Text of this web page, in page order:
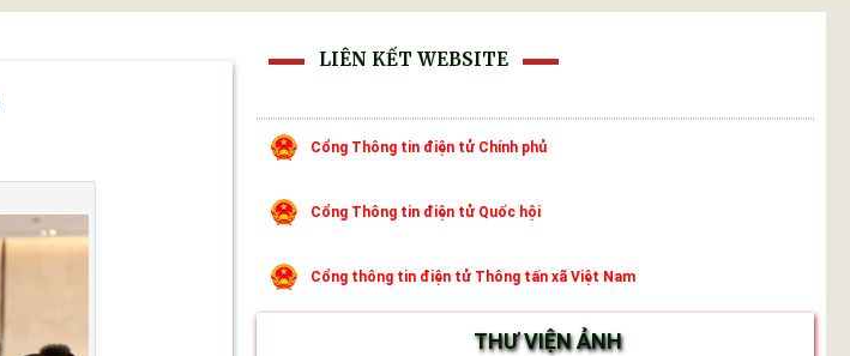
LIÊN KẾT WEBSITE
Cổng Thông tin điện tử Chính phủ
Cổng Thông tin điện tử Quốc hội
Cổng thông tin điện tử Thông tấn xã Việt Nam
THƯ VIỆN ẢNH